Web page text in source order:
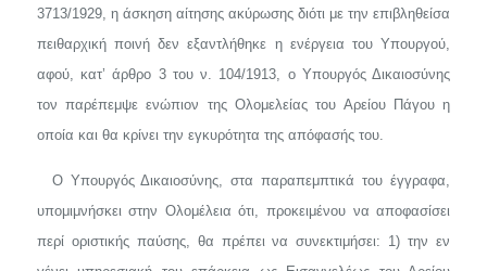
3713/1929, η άσκηση αί­τησης ακύρωσης διότι με την επιβληθείσα
πειθαρχική ποινή δεν εξα­ντλήθηκε η ενέργεια του Υπουργού,
αφού, κατ’ άρθρο 3 του ν. 104/1913, ο Υπουργός Δικαιοσύνης
τον παρέπεμψε ενώπιον της Ολομε­λείας του Αρείου Πάγου η
οποία και θα κρίνει την εγκυρότητα της απόφασής του.
Ο Υπουργός Δικαιοσύνης, στα παραπεμπτικά του έγγραφα,
υπομιμνήσκει στην Ολομέλεια ότι, προκειμένου να αποφασίσει
περί οριστι­κής παύσης, θα πρέπει να συνεκτιμήσει: 1) την εν